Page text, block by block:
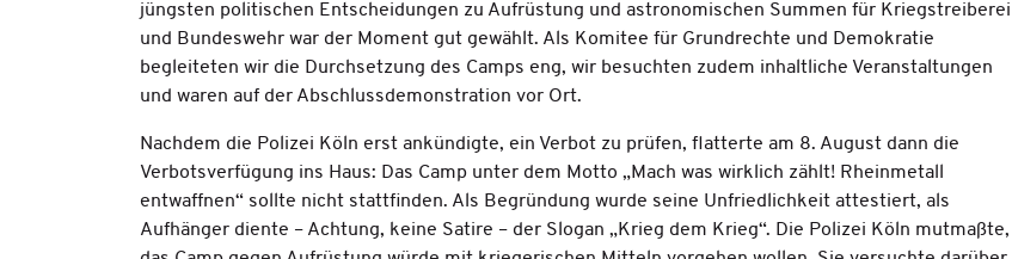
jüngsten politischen Entscheidungen zu Aufrüstung und astronomischen Summen für Kriegstreiberei
und Bundeswehr war der Moment gut gewählt. Als Komitee für Grundrechte und Demokratie
begleiteten wir die Durchsetzung des Camps eng, wir besuchten zudem inhaltliche Veranstaltungen
und waren auf der Abschlussdemonstration vor Ort.
Nachdem die Polizei Köln erst ankündigte, ein Verbot zu prüfen, flatterte am 8. August dann die
Verbotsverfügung ins Haus: Das Camp unter dem Motto „Mach was wirklich zählt! Rheinmetall
entwaffnen“ sollte nicht stattfinden. Als Begründung wurde seine Unfriedlichkeit attestiert, als
Aufhänger diente – Achtung, keine Satire – der Slogan „Krieg dem Krieg“. Die Polizei Köln mutmaßte,